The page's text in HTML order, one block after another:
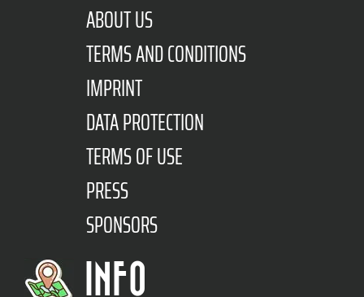
ABOUT US
TERMS AND CONDITIONS
IMPRINT
DATA PROTECTION
TERMS OF USE
PRESS
SPONSORS
INFO